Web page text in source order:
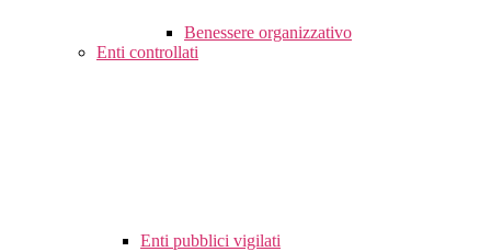
Benessere organizzativo
Enti controllati
Enti pubblici vigilati